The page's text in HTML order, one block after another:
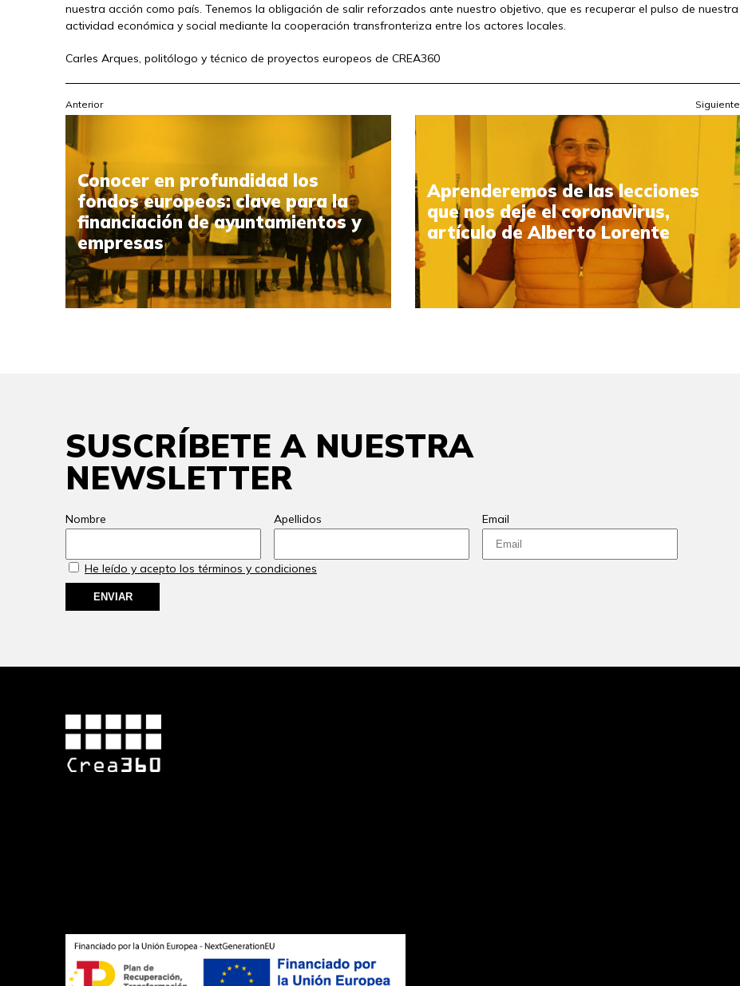
nuestra acción como país. Tenemos la obligación de salir reforzados ante nuestro objetivo, que es recuperar el pulso de nuestra
actividad económica y social mediante la cooperación transfronteriza entre los actores locales.
Carles Arques, politólogo y técnico de proyectos europeos de CREA360
Anterior
Conocer en profundidad los
fondos europeos: clave para la
financiación de ayuntamientos y
empresas
Siguiente
Aprenderemos de las lecciones
que nos deje el coronavirus,
artículo de Alberto Lorente
SUSCRÍBETE A NUESTRA
NEWSLETTER
Nombre Apellidos Email
He leído y acepto los términos y condiciones